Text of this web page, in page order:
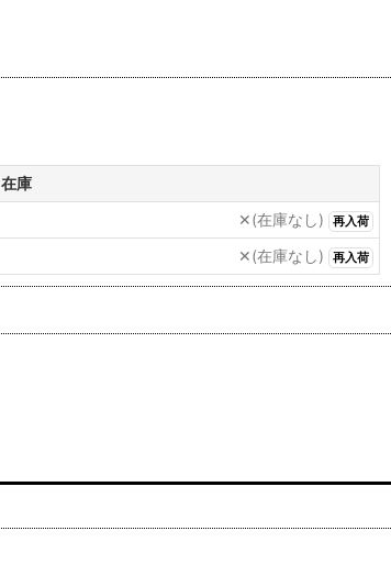
在庫
✕(在庫なし) 再入荷
✕(在庫なし) 再入荷